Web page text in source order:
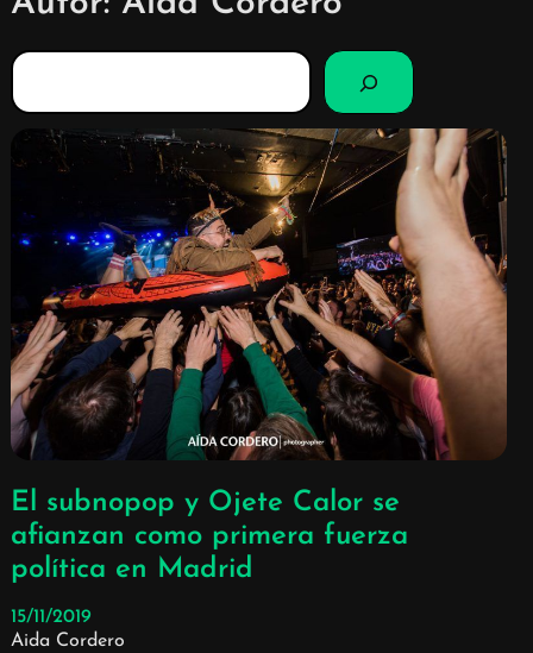
B
u
El subnopop y Ojete Calor se
afianzan como primera fuerza
política en Madrid
15/11/2019
Aida Cordero